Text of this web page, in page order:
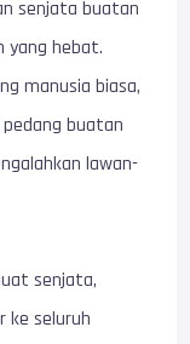
senjata buatan
yang hebat.
manusia biasa,
buatan
lawan-
senjata,
ke seluruh